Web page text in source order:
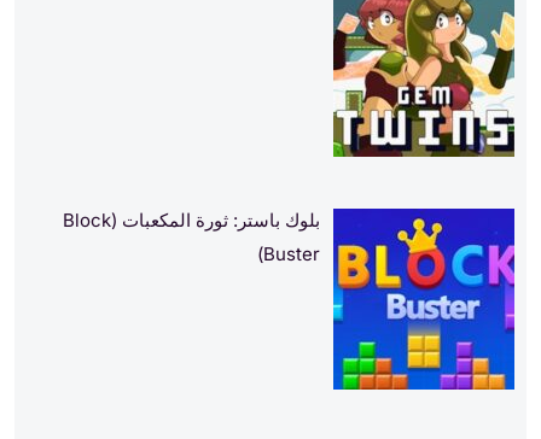
بلوك باستر: ثورة المكعبات (Block
Buster)